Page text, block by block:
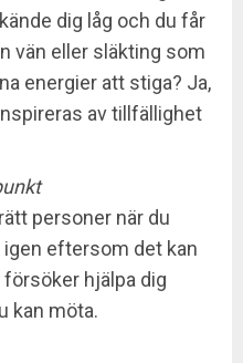
dig låg och du får
vän eller släkting som
energier att stiga? Ja,
av tillfällighet
personer när du
eftersom det kan
hjälpa dig
kan möta.